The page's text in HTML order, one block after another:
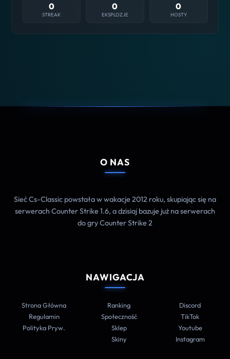
0
STREAK
0
EKSPLOZJE
0
HOSTY
O NAS
Sieć Cs-Classic powstała w wakacje 2012 roku, skupiając się na
serwerach Counter Strike 1.6, a dzisiaj bazuje już na serwerach
do gry Counter Strike 2
NAWIGACJA
Strona Główna
Regulamin
Polityka Pryw.
Ranking
Społeczność
Sklep
Skiny
Discord
TikTok
Youtube
Instagram